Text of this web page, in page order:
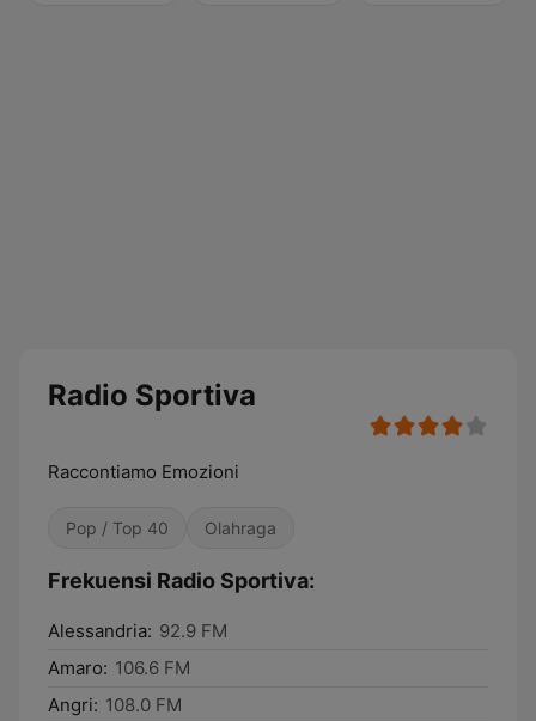
Radio Sportiva
Raccontiamo Emozioni
Pop / Top 40 Olahraga
Frekuensi Radio Sportiva:
Alessandria: 92.9 FM
Amaro: 106.6 FM
Angri: 108.0 FM